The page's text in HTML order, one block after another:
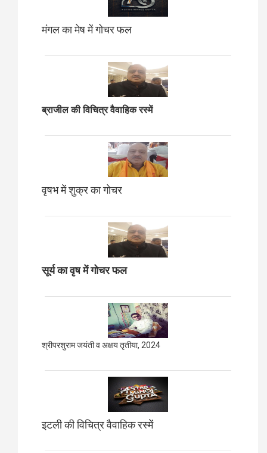
मंगल का मेष में गोचर फल
ब्राजील की विचित्र वैवाहिक रस्में
वृषभ में शुक्र का गोचर
सूर्य का वृष में गोचर फल
श्रीपरशुराम जयंती व अक्षय तृतीया, 2024
इटली की विचित्र वैवाहिक रस्में